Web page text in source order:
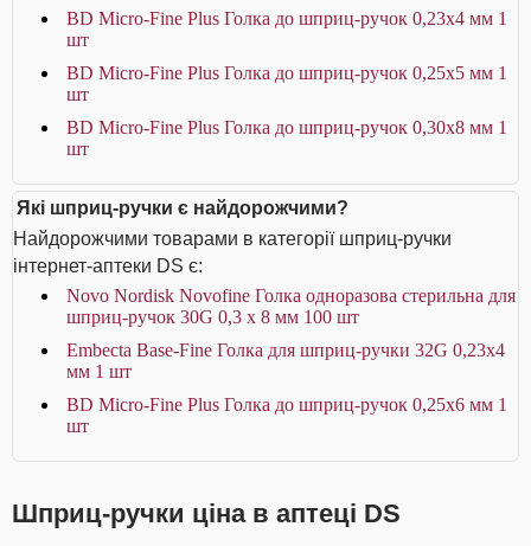
BD Micro-Fine Plus Голка до шприц-ручок 0,23х4 мм 1
шт
BD Micro-Fine Plus Голка до шприц-ручок 0,25х5 мм 1
шт
BD Micro-Fine Plus Голка до шприц-ручок 0,30х8 мм 1
шт
Які шприц-ручки є найдорожчими?
Найдорожчими товарами в категорії шприц-ручки
інтернет-аптеки DS є:
Novo Nordisk Novofine Голка одноразова стерильна для
шприц-ручок 30G 0,3 х 8 мм 100 шт
Embecta Base-Fine Голка для шприц-ручки 32G 0,23х4
мм 1 шт
BD Micro-Fine Plus Голка до шприц-ручок 0,25х6 мм 1
шт
Шприц-ручки ціна в аптеці DS